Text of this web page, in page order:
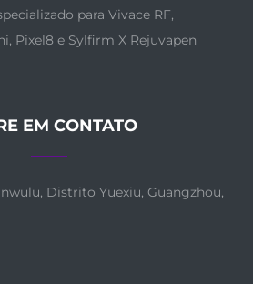
para Vivace RF,
Pixel8 e Sylfirm X Rejuvapen
EM CONTATO
Distrito Yuexiu, Guangzhou,